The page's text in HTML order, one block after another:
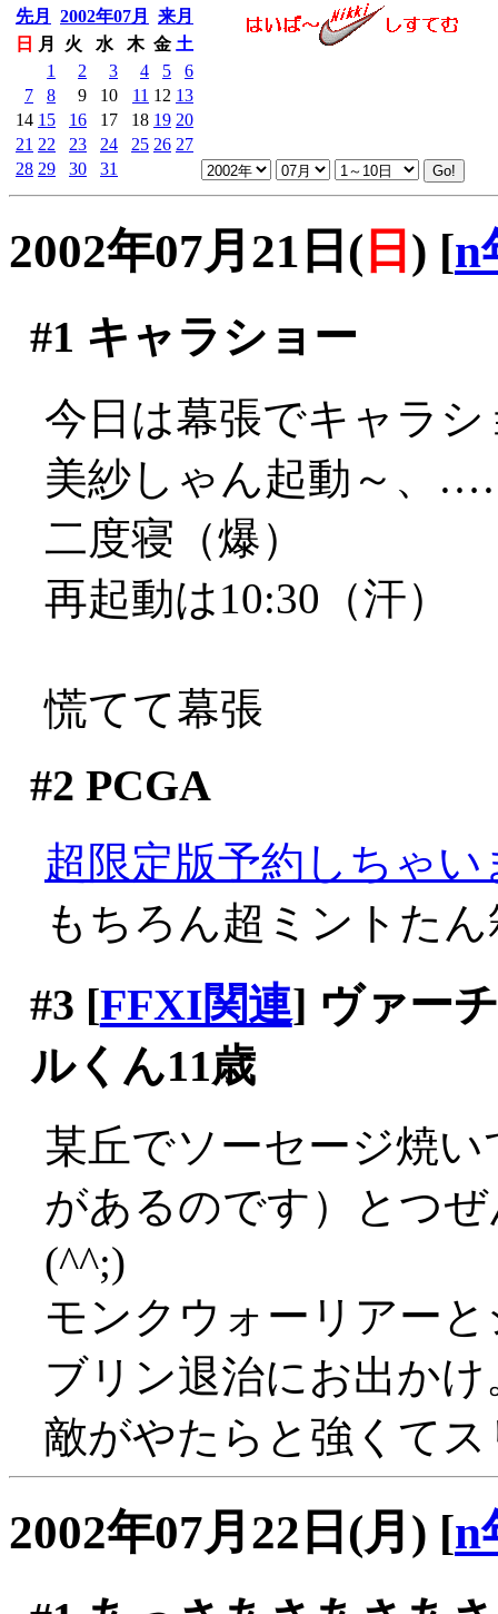
先月 2002年07月
来月
日
月 火 水 木 金 土
1
2 3 4 5
6
7
8 9 10 11 12 13
14 15 16 17 18 19 20
21 22 23 24 25 26 27
28 29 30 31
2002年07月21日( 日 ) [n
#1 キャラショー
今日は幕張でキャラシ
美紗しゃん起動～、
二度寝（爆）
再起動は10:30（汗）
慌てて幕張
#2 PCGA
超限定版予約しちゃ
もちろん超ミントた
#3 [FFXI関連] ヴァー
ルくん11歳
某丘でソーセージ焼
があるのです）とつ
(^^;)
モンクウォーリアー
ブリン退治にお出かけ
敵がやたらと強くて
2002年07月22日(月) [n